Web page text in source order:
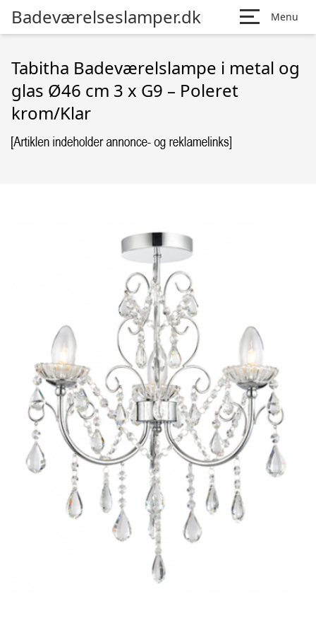
Badeværelseslamper.dk Menu
Tabitha Badeværelslampe i metal og
glas Ø46 cm 3 x G9 – Poleret
krom/Klar